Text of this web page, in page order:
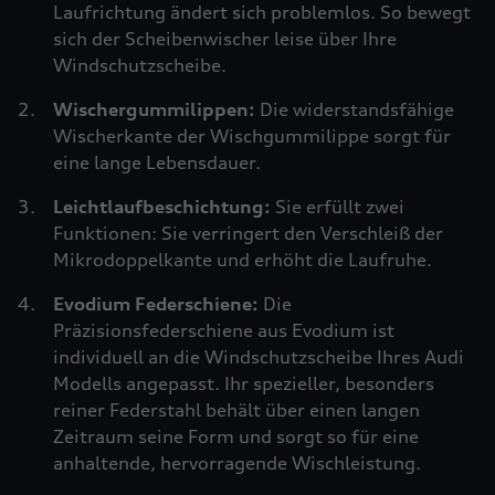
Laufrichtung ändert sich problemlos. So bewegt
sich der Scheibenwischer leise über Ihre
Windschutzscheibe.
Wischergummilippen: Die widerstandsfähige
Wischerkante der Wischgummilippe sorgt für
eine lange Lebensdauer.
Leichtlaufbeschichtung: Sie erfüllt zwei
Funktionen: Sie verringert den Verschleiß der
Mikrodoppelkante und erhöht die Laufruhe.
Evodium Federschiene: Die
Präzisionsfederschiene aus Evodium ist
individuell an die Windschutzscheibe Ihres Audi
Modells angepasst. Ihr spezieller, besonders
reiner Federstahl behält über einen langen
Zeitraum seine Form und sorgt so für eine
anhaltende, hervorragende Wischleistung.